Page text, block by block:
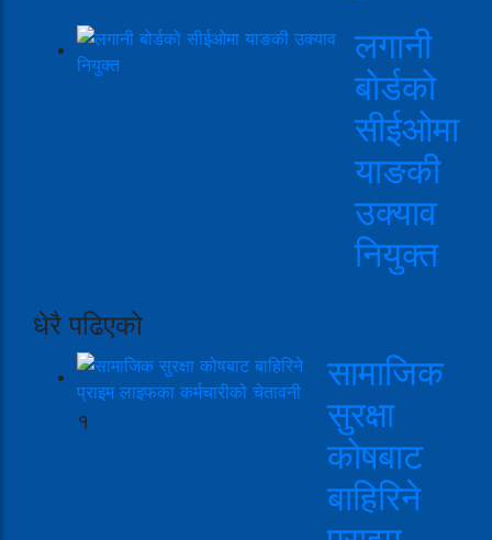
लगानी
बोर्डको
सीईओमा
याङकी
उक्याव
नियुक्त
धेरै पढिएको
१
सामाजिक
सुरक्षा
कोषबाट
बाहिरिने